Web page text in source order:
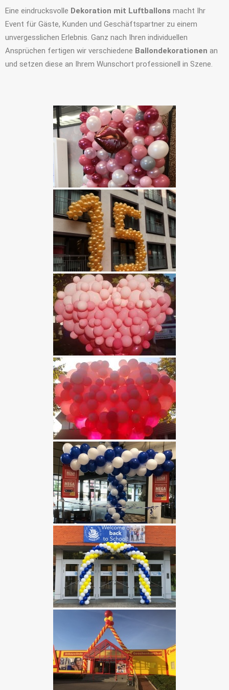
Eine eindrucksvolle Dekoration mit Luftballons macht Ihr
Event für Gäste, Kunden und Geschäftspartner zu einem
unvergesslichen Erlebnis. Ganz nach Ihren individuellen
Ansprüchen fertigen wir verschiedene Ballondekorationen an
und setzen diese an Ihrem Wunschort professionell in Szene.